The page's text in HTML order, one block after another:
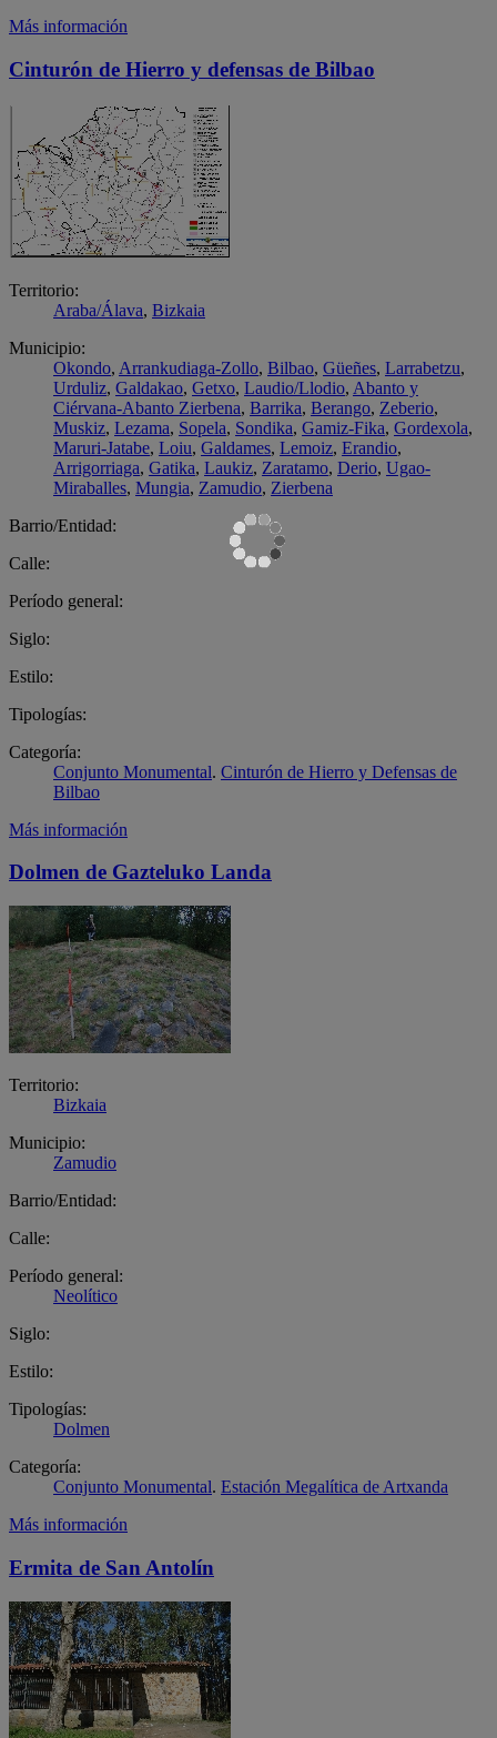
Más información
Cinturón de Hierro y defensas de Bilbao
Territorio:
Araba/Álava, Bizkaia
Municipio:
Okondo, Arrankudiaga-Zollo, Bilbao, Güeñes, Larrabetzu,
Urduliz, Galdakao, Getxo, Laudio/Llodio, Abanto y
Ciérvana-Abanto Zierbena, Barrika, Berango, Zeberio,
Muskiz, Lezama, Sopela, Sondika, Gamiz-Fika, Gordexola,
Maruri-Jatabe, Loiu, Galdames, Lemoiz, Erandio,
Arrigorriaga, Gatika, Laukiz, Zaratamo, Derio, Ugao-
Miraballes, Mungia, Zamudio, Zierbena
Barrio/Entidad:
Calle:
Período general:
Siglo:
Estilo:
Tipologías:
Categoría:
Conjunto Monumental. Cinturón de Hierro y Defensas de
Bilbao
Más información
Dolmen de Gazteluko Landa
Territorio:
Bizkaia
Municipio:
Zamudio
Barrio/Entidad:
Calle:
Período general:
Neolítico
Siglo:
Estilo:
Tipologías:
Dolmen
Categoría:
Conjunto Monumental. Estación Megalítica de Artxanda
Más información
Ermita de San Antolín